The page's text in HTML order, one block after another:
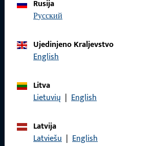
Imate li pitanja ili želite osobno
Tu smo za vas – brzo, kompetentno i
Nazovite nas
Rusija
русский
Ujedinjeno Kraljevstvo
English
Litva
Lietuvių | English
Latvija
Latviešu | English